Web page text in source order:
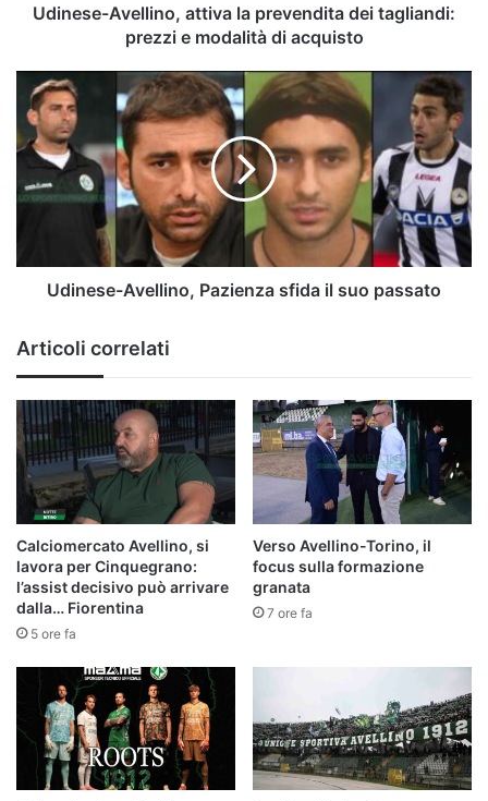
modalità
Udinese-Avellino, attiva la prevendita dei tagliandi:
prezzi e modalità di acquisto
Udinese-
Avellino,
Pazienza
sfida
suo
Udinese-Avellino, Pazienza sfida il suo passato
Articoli correlati
Calciomercato Avellino, si
lavora per Cinquegrano:
l’assist decisivo può arrivare
dalla… Fiorentina
5 ore fa
Verso Avellino-Torino, il
focus sulla formazione
granata
7 ore fa